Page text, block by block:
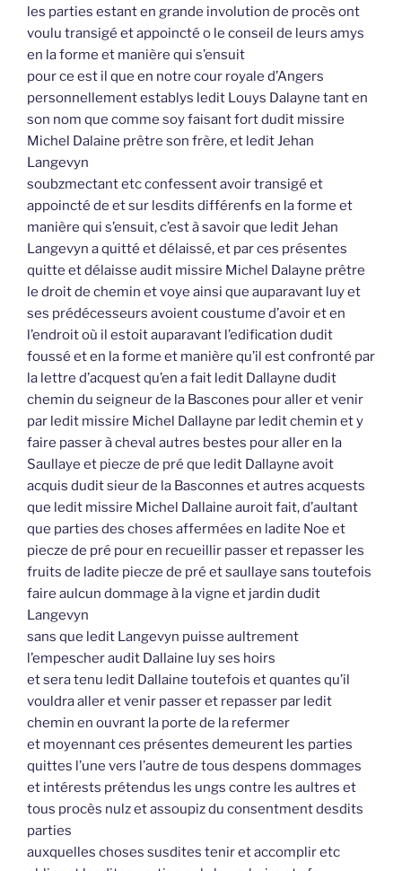
les parties estant en grande involution de procès ont
voulu transigé et appoincté o le conseil de leurs amys
en la forme et manière qui s’ensuit
pour ce est il que en notre cour royale d’Angers
personnellement establys ledit Louys Dalayne tant en
son nom que comme soy faisant fort dudit missire
Michel Dalaine prêtre son frère, et ledit Jehan
Langevyn
soubzmectant etc confessent avoir transigé et
appoincté de et sur lesdits différenfs en la forme et
manière qui s’ensuit, c’est à savoir que ledit Jehan
Langevyn a quitté et délaissé, et par ces présentes
quitte et délaisse audit missire Michel Dalayne prêtre
le droit de chemin et voye ainsi que auparavant luy et
ses prédécesseurs avoient coustume d’avoir et en
l’endroit où il estoit auparavant l’edification dudit
foussé et en la forme et manière qu’il est confronté par
la lettre d’acquest qu’en a fait ledit Dallayne dudit
chemin du seigneur de la Bascones pour aller et venir
par ledit missire Michel Dallayne par ledit chemin et y
faire passer à cheval autres bestes pour aller en la
Saullaye et piecze de pré que ledit Dallayne avoit
acquis dudit sieur de la Basconnes et autres acquests
que ledit missire Michel Dallaine auroit fait, d’aultant
que parties des choses affermées en ladite Noe et
piecze de pré pour en recueillir passer et repasser les
fruits de ladite piecze de pré et saullaye sans toutefois
faire aulcun dommage à la vigne et jardin dudit
Langevyn
sans que ledit Langevyn puisse aultrement
l’empescher audit Dallaine luy ses hoirs
et sera tenu ledit Dallaine toutefois et quantes qu’il
vouldra aller et venir passer et repasser par ledit
chemin en ouvrant la porte de la refermer
et moyennant ces présentes demeurent les parties
quittes l’une vers l’autre de tous despens dommages
et intérests prétendus les ungs contre les aultres et
tous procès nulz et assoupiz du consentment desdits
parties
auxquelles choses susdites tenir et accomplir etc